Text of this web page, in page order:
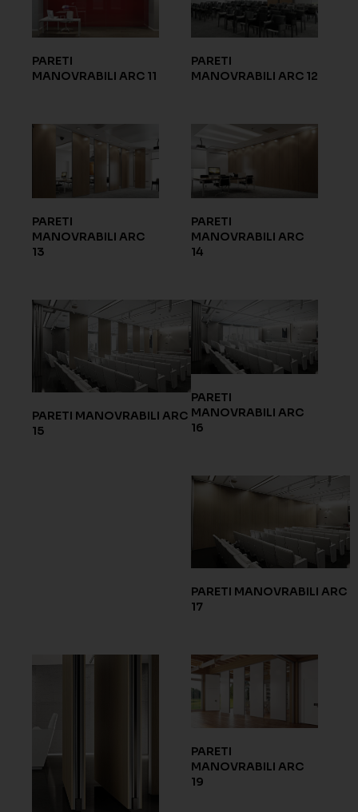
PARETI
MANOVRABILI ARC 11
PARETI
MANOVRABILI ARC 12
PARETI
MANOVRABILI ARC
13
PARETI
MANOVRABILI ARC
14
PARETI MANOVRABILI ARC
15
PARETI
MANOVRABILI ARC
16
PARETI MANOVRABILI ARC
17
PARETI
MANOVRABILI ARC
19